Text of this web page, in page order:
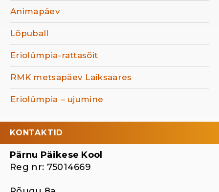
Animapäev
Lõpuball
Eriolümpia-rattasõit
RMK metsapäev Laiksaares
Eriolümpia – ujumine
KONTAKTID
Pärnu Päikese Kool
Reg nr: 75014669